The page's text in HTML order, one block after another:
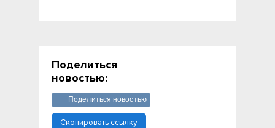
Поделиться
новостью:
Поделиться новостью
Скопировать ссылку